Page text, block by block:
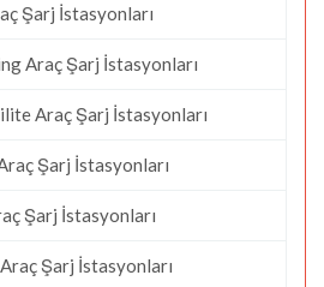
Şarj İstasyonları
Araç Şarj İstasyonları
Araç Şarj İstasyonları
Şarj İstasyonları
Şarj İstasyonları
Şarj İstasyonları